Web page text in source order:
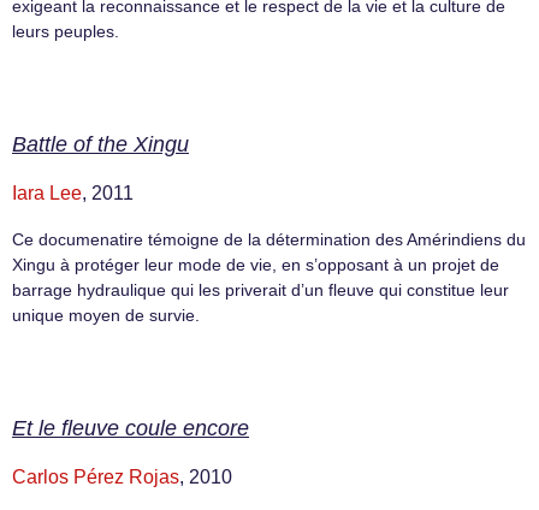
exigeant la reconnaissance et le respect de la vie et la culture de
leurs peuples.
Battle of the Xingu
Iara Lee, 2011
Ce documenatire témoigne de la détermination des Amérindiens du
Xingu à protéger leur mode de vie, en s’opposant à un projet de
barrage hydraulique qui les priverait d’un fleuve qui constitue leur
unique moyen de survie.
Et le fleuve coule encore
Carlos Pérez Rojas, 2010